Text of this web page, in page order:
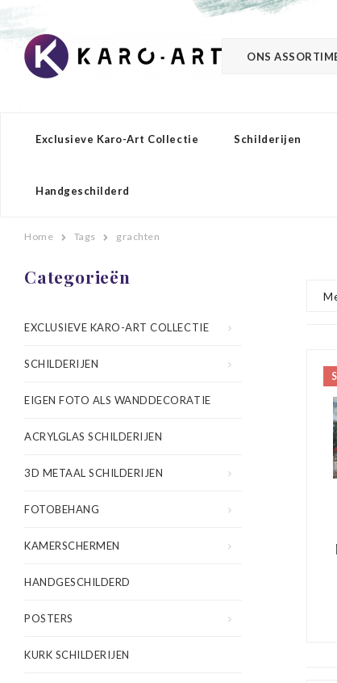
ONS
Exclusieve Karo-Art Collectie Schilderijen
Handgeschilderd
Home Tags grachten
Categorieën
EXCLUSIEVE KARO-ART COLLECTIE
SCHILDERIJEN
EIGEN FOTO ALS WANDDECORATIE
ACRYLGLAS SCHILDERIJEN
3D METAAL SCHILDERIJEN
FOTOBEHANG
KAMERSCHERMEN
HANDGESCHILDERD
POSTERS
KURK SCHILDERIJEN